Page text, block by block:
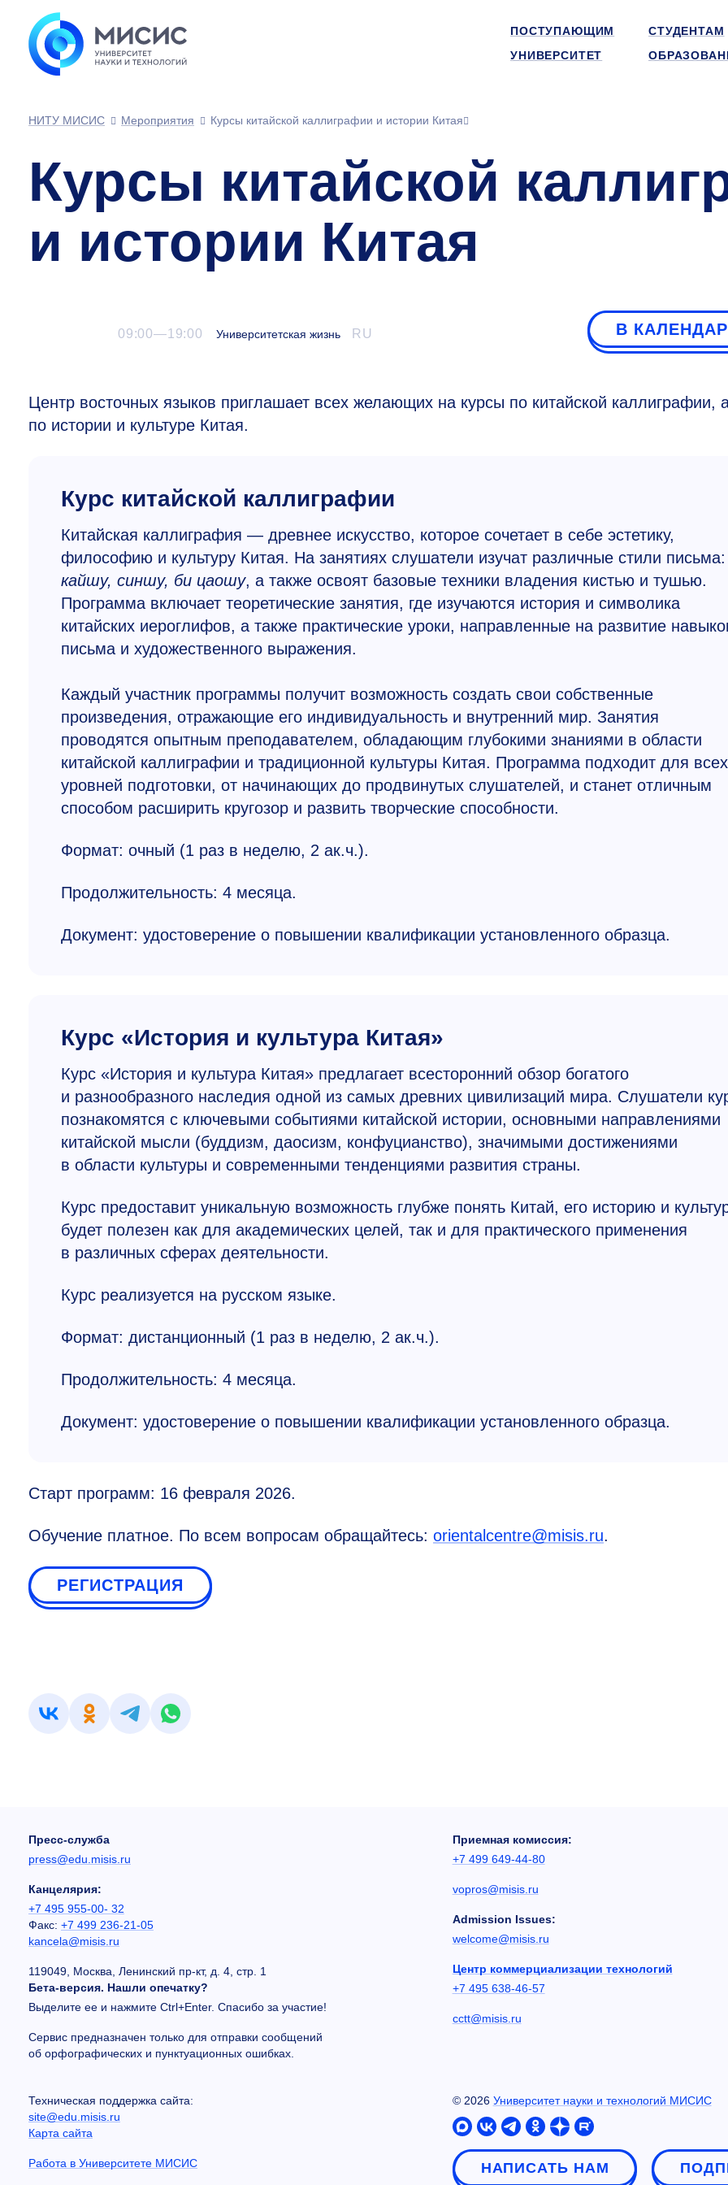
ПОСТУПАЮЩИМ СТУДЕНТАМ
УНИВЕРСИТЕТ
НИТУ МИСИС
Мероприятия Курсы китайской каллиграфии и истории Китая
Курсы китайской
и истории Китая
09:00—19:00 Университетская жизнь RU В
Центр восточных языков приглашает всех желающих на курсы по китайской каллиграфии,
по истории и культуре Китая.
Курс китайской каллиграфии
Китайская каллиграфия — древнее искусство, которое сочетает в себе эстетику,
философию и культуру Китая. На занятиях слушатели изучат различные стили письма:
кайшу, синшу, би цаошу, а также освоят базовые техники владения кистью и тушью.
Программа включает теоретические занятия, где изучаются история и символика
китайских иероглифов, а также практические уроки, направленные на развитие
письма и художественного выражения.
Каждый участник программы получит возможность создать свои собственные
произведения, отражающие его индивидуальность и внутренний мир. Занятия
проводятся опытным преподавателем, обладающим глубокими знаниями в области
китайской каллиграфии и традиционной культуры Китая. Программа подходит для всех
уровней подготовки, от начинающих до продвинутых слушателей, и станет отличным
способом расширить кругозор и развить творческие способности.
Формат: очный (1 раз в неделю, 2 ак.ч.).
Продолжительность: 4 месяца.
Документ: удостоверение о повышении квалификации установленного образца.
Курс «История и культура Китая»
Курс «История и культура Китая» предлагает всесторонний обзор богатого
и разнообразного наследия одной из самых древних цивилизаций мира. Слушатели
познакомятся с ключевыми событиями китайской истории, основными направлениями
китайской мысли (буддизм, даосизм, конфуцианство), значимыми достижениями
в области культуры и современными тенденциями развития страны.
Курс предоставит уникальную возможность глубже понять Китай, его историю и
будет полезен как для академических целей, так и для практического применения
в различных сферах деятельности.
Курс реализуется на русском языке.
Формат: дистанционный (1 раз в неделю, 2 ак.ч.).
Продолжительность: 4 месяца.
Документ: удостоверение о повышении квалификации установленного образца.
Старт программ: 16 февраля 2026.
Обучение платное. По всем вопросам обращайтесь: orientalcentre@misis.ru.
РЕГИСТРАЦИЯ
Пресс-служба
press@edu.misis.ru
Канцелярия:
+7 495 955-00- 32
Факс: +7 499 236-21-05
kancela@misis.ru
119049, Москва, Ленинский пр-кт, д. 4, стр. 1
Бета-версия. Нашли опечатку?
Выделите ее и нажмите Ctrl+Enter. Спасибо за участие!
Сервис предназначен только для отправки сообщений
об орфографических и пунктуационных ошибках.
Приемная комиссия:
+7 499 649-44-80
vopros@misis.ru
Admission Issues:
welcome@misis.ru
Центр коммерциализации технологий
+7 495 638-46-57
cctt@misis.ru
Техническая поддержка сайта:
site@edu.misis.ru
Карта сайта
Работа в Университете МИСИС
© 2026 Университет науки и технологий МИСИС
НАПИСАТЬ НАМ